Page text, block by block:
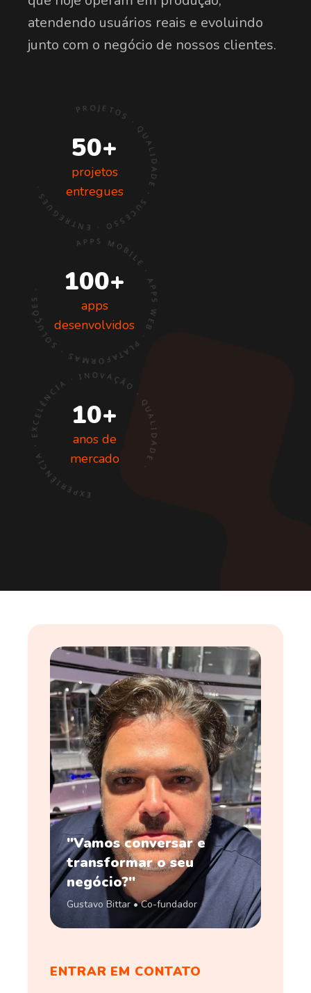
atendendo usuários reais e evoluindo
junto com o negócio de nossos clientes.
PROJETOS · QUALIDADE · SUCESSO · ENTREGUES ·
50+
projetos
entregues
APPS MOBILE · APPS WEB · PLATAFORMAS · SOLUÇÕES ·
100+
apps
desenvolvidos
EXPERIÊNCIA · EXCELÊNCIA · INOVAÇÃO · QUALIDADE ·
10+
anos de
mercado
ENTRAR EM CONTATO
"Vamos conversar e
transformar o seu
negócio?"
Gustavo Bittar • Co-fundador